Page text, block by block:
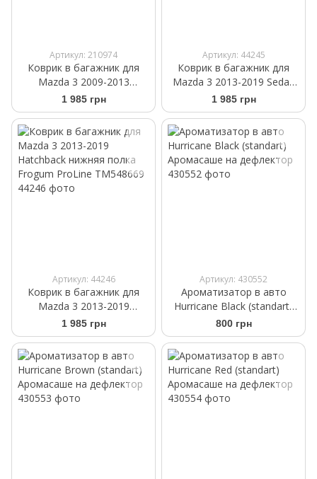
Артикул: 210974
Коврик в багажник для
Mazda 3 2009-2013
Hatchback верхняя полка
Frogum ProLine TM406247
1 985 грн
Артикул: 44245
Коврик в багажник для
Mazda 3 2013-2019 Sedan
Frogum ProLine TM548676
1 985 грн
Артикул: 44246
Коврик в багажник для
Mazda 3 2013-2019
Hatchback нижняя полка
Frogum ProLine TM548669
1 985 грн
Артикул: 430552
Ароматизатор в авто
Hurricane Black (standart)
Аромасаше на дефлектор
800 грн